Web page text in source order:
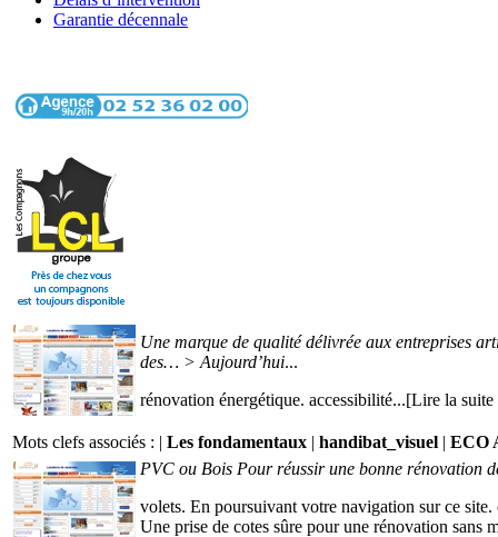
Garantie décennale
Une marque de qualité délivrée aux entreprises
des… > Aujourd’hui...
rénovation énergétique. accessibilité...[Lire la
Mots clefs associés : | Les fondamentaux | handibat_visuel | ECO
PVC ou Bois Pour réussir une bonne rénovation
volets. En poursuivant votre navigation sur ce
Une prise de cotes sûre pour une rénovation sans